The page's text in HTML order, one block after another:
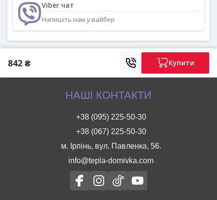
Viber чат
Напишіть нам у вайбер
842 ₴ Купити
НАШІ КОНТАКТИ
+38 (095) 225-50-30
+38 (067) 225-50-30
м. Ірпінь, вул. Павленка, 56.
info@tepla-domivka.com